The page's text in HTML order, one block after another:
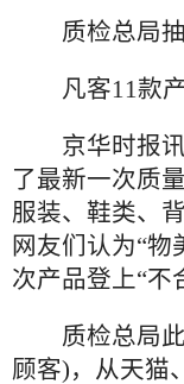
质检总局抽
凡客11款产
京华时报讯(
了最新一次质
服装、鞋类、
网友们认为“
次产品登上“不
质检总局此
顾客)，从天猫